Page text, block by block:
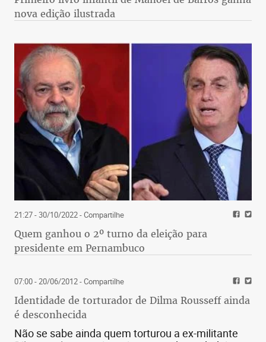
nova edição ilustrada
21:27 - 30/10/2022- Compartilhe
Quem ganhou o 2º turno da eleição para
presidente em Pernambuco
07:00 - 20/06/2012- Compartilhe
Identidade de torturador de Dilma Rousseff ainda
é desconhecida
Não se sabe ainda quem torturou a ex-militante